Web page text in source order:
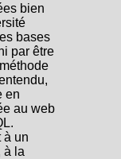
bien
bases
par être
en
au web
à un
à la